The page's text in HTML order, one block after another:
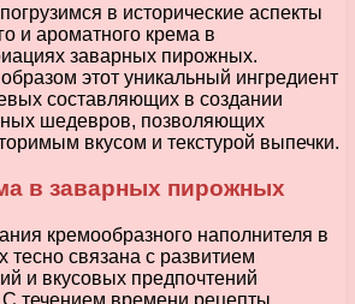
в исторические аспекты
и ароматного крема в
заварных пирожных.
этот уникальный ингредиент
составляющих в создании
шедевров, позволяющих
вкусом и текстурой выпечки.
в заварных пирожных
кремообразного наполнителя в
связана с развитием
и вкусовых предпочтений